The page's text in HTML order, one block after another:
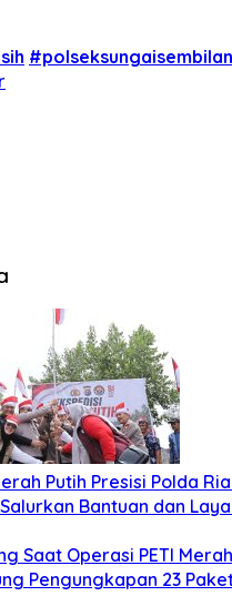
#polseksungaisembilan
Putih Presisi Polda
Bantuan dan
Saat Operasi PETI
Pengungkapan 23